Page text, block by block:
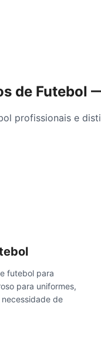
de Futebol
profissionais e
futebol para
para uniformes,
de